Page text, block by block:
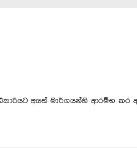
අයත් මාර්ගයන්හි ආරම්භ